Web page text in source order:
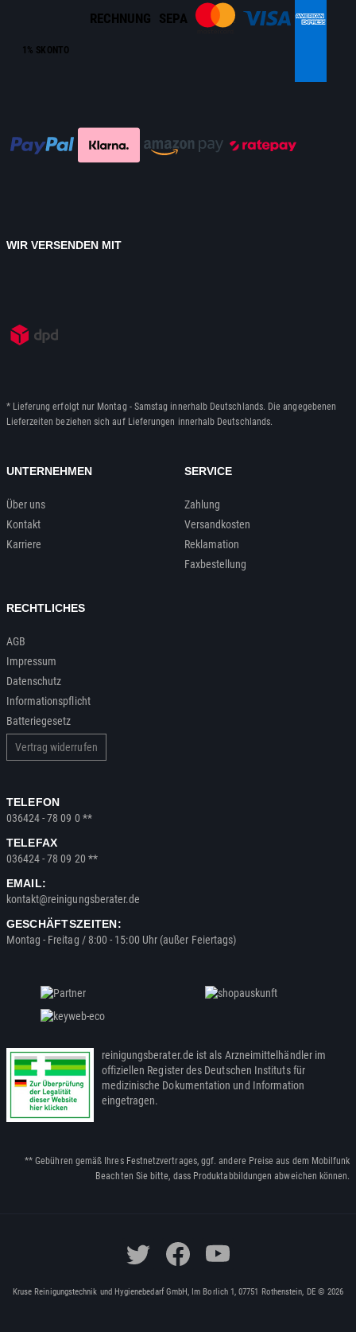
1% SKONTO
RECHNUNG SEPA
WIR VERSENDEN MIT
* Lieferung erfolgt nur Montag - Samstag innerhalb Deutschlands. Die angegebenen
Lieferzeiten beziehen sich auf Lieferungen innerhalb Deutschlands.
UNTERNEHMEN
Über uns
Kontakt
Karriere
SERVICE
Zahlung
Versandkosten
Reklamation
Faxbestellung
RECHTLICHES
AGB
Impressum
Datenschutz
Informationspflicht
Batteriegesetz
Vertrag widerrufen
TELEFON
036424 - 78 09 0 **
TELEFAX
036424 - 78 09 20 **
EMAIL:
kontakt@reinigungsberater.de
GESCHÄFTSZEITEN:
Montag - Freitag / 8:00 - 15:00 Uhr (außer Feiertags)
reinigungsberater.de ist als Arzneimittelhändler im
offiziellen Register des Deutschen Instituts für
medizinische Dokumentation und Information
eingetragen.
** Gebühren gemäß Ihres Festnetzvertrages, ggf. andere Preise aus dem Mobilfunk
Beachten Sie bitte, dass Produktabbildungen abweichen können.
Kruse Reinigungstechnik und Hygienebedarf GmbH, Im Borlich 1, 07751 Rothenstein, DE © 2026